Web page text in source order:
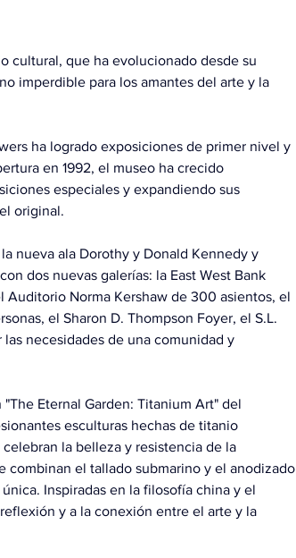
cultural, que ha evolucionado desde su
imperdible para los amantes del arte y la
ha logrado exposiciones de primer nivel y
en 1992, el museo ha crecido
especiales y expandiendo sus
original.
nueva ala Dorothy y Donald Kennedy y
dos nuevas galerías: la East West Bank
Auditorio Norma Kershaw de 300 asientos, el
el Sharon D. Thompson Foyer, el S.L.
necesidades de una comunidad y
Eternal Garden: Titanium Art" del
esculturas hechas de titanio
la belleza y resistencia de la
combinan el tallado submarino y el anodizado
Inspiradas en la filosofía china y el
y a la conexión entre el arte y la